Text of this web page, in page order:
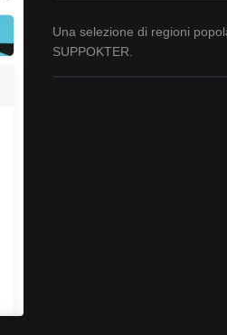
Una selezione di regioni
SUPPOKTER.